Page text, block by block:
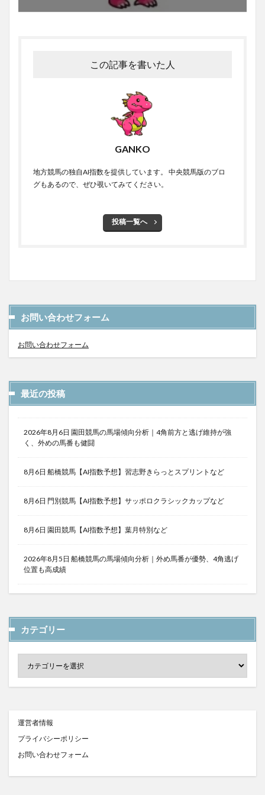
この記事を書いた人
GANKO
地方競馬の独自AI指数を提供しています。 中央競馬版のブロ
グもあるので、ぜひ覗いてみてください。
投稿一覧へ
お問い合わせフォーム
お問い合わせフォーム
最近の投稿
2026年8月6日 園田競馬の馬場傾向分析｜4角前方と逃げ維持が強
く、外めの馬番も健闘
8月6日 船橋競馬【AI指数予想】習志野きらっとスプリントなど
8月6日 門別競馬【AI指数予想】サッポロクラシックカップなど
8月6日 園田競馬【AI指数予想】葉月特別など
2026年8月5日 船橋競馬の馬場傾向分析｜外め馬番が優勢、4角逃げ
位置も高成績
カテゴリー
運営者情報
プライバシーポリシー
お問い合わせフォーム